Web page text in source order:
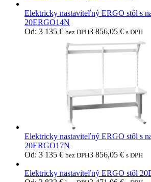
Elektricky nastaviteľný ERGO stôl s
20ERGO14N
Od: 3 135 € bez DPH3 856,05 € s DPH
Elektricky nastaviteľný ERGO stôl s
20ERGO17N
Od: 3 135 € bez DPH3 856,05 € s DPH
Elektricky nastaviteľný ERGO stôl